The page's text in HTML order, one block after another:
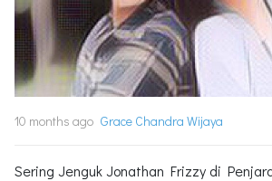
10 months ago Grace Chandra Wijaya
Sering Jenguk Jonathan Frizzy di